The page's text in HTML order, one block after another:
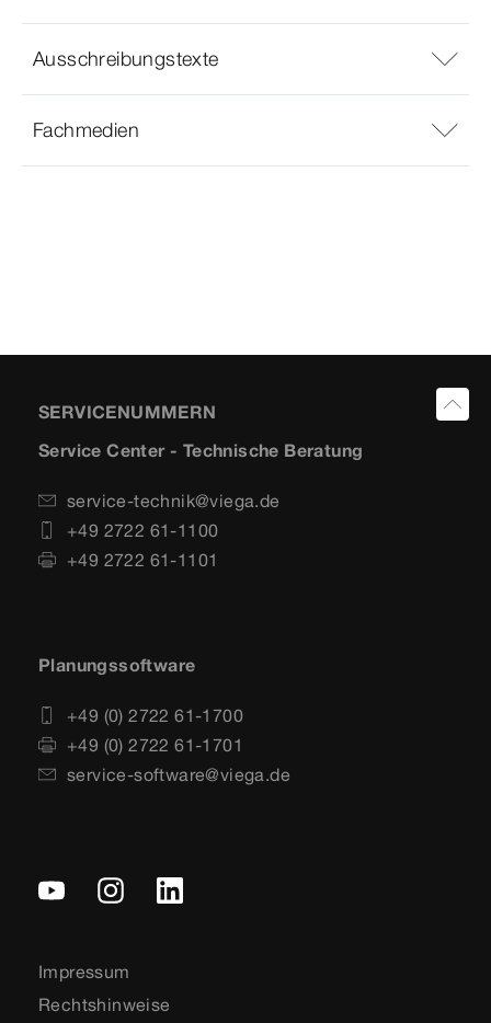
Ausschreibungstexte
Fachmedien
SERVICENUMMERN
Service Center - Technische Beratung
service-technik@viega.de
+49 2722 61-1100
+49 2722 61-1101
Planungssoftware
+49 (0) 2722 61-1700
+49 (0) 2722 61-1701
service-software@viega.de
Impressum
Rechtshinweise